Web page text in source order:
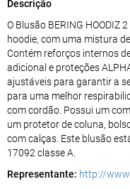
Descrição
O Blusão BERING HOODIZ
hoodie, com uma mistura
Contém reforços internos
adicional e proteções
ajustáveis para garantir a
para uma melhor
com cordão. Possui um
um protetor de coluna,
com calças. Este blusão
17092 classe A.
Representante: http://